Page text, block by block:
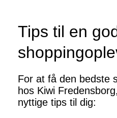
Tips til en
For at få den bedste
hos Kiwi
nyttige tips til dig: